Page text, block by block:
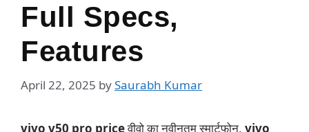
Full Specs,
Features
April 22, 2025 bySaurabh Kumar
vivo v50 pro priceवीवो का नवीनतम स्मार्टफोन, vivo